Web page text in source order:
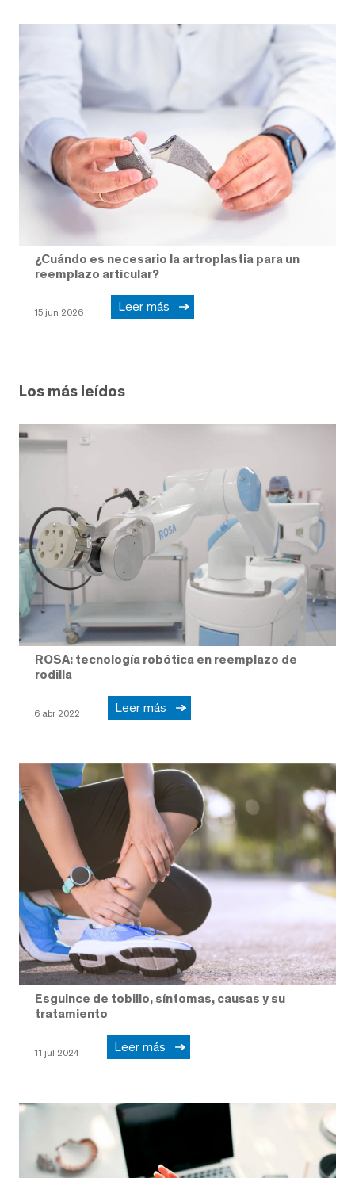
¿Cuándo es necesario la artroplastia para un
reemplazo articular?
15 jun 2026 Leer más
Los más leídos
ROSA: tecnología robótica en reemplazo de
rodilla
6 abr 2022 Leer más
Esguince de tobillo, síntomas, causas y su
tratamiento
11 jul 2024 Leer más